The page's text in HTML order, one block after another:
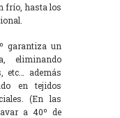
frío, hasta los
garantiza un
eliminando
etc… además
en tejidos
(En las
a 40º de